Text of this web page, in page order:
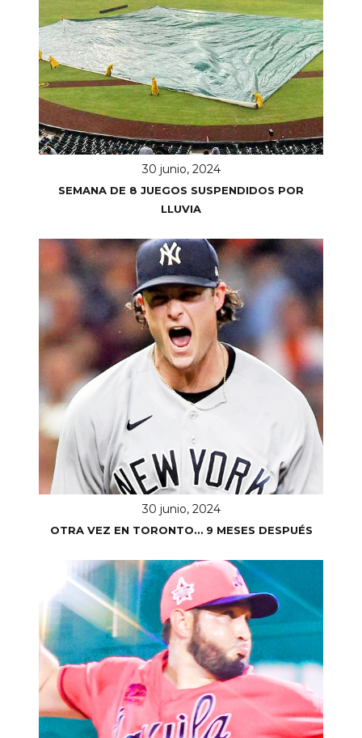
30 junio, 2024
SEMANA DE 8 JUEGOS SUSPENDIDOS POR
LLUVIA
30 junio, 2024
OTRA VEZ EN TORONTO… 9 MESES DESPUÉS